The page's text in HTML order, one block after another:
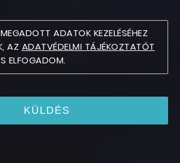
ADATOK KEZELÉSÉHEZ
AZ ADATVÉDELMI TÁJÉKOZTATÓT
ELFOGADOM.